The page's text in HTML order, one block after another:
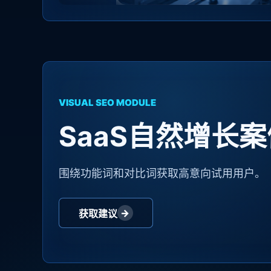
VISUAL SEO MODULE
SaaS自然增长
围绕功能词和对比词获取高意向试用用户。
获取建议 →